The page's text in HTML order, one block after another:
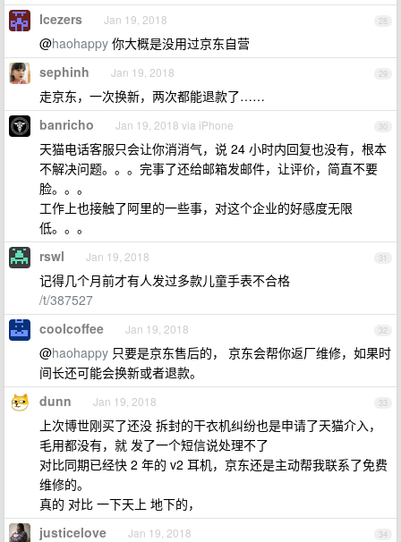
28
Icezers Jan 19, 2018
@haohappy 你大概是没用过京东自营
29
sephinh Jan 19, 2018
走京东，一次换新，两次都能退款了……
30
banricho Jan 19, 2018 via iPhone
天猫电话客服只会让你消消气，说 24 小时内回复也没有，根本
不解决问题。。。完事了还给邮箱发邮件，让评价，简直不要
脸。。。
工作上也接触了阿里的一些事，对这个企业的好感度无限
低。。。
31
rswl Jan 19, 2018
记得几个月前才有人发过多款儿童手表不合格
/t/387527
32
coolcoffee Jan 19, 2018
@haohappy 只要是京东售后的， 京东会帮你返厂维修，如果时
间长还可能会换新或者退款。
33
dunn Jan 19, 2018
上次博世刚买了还没 拆封的干衣机纠纷也是申请了天猫介入，
毛用都没有，就 发了一个短信说处理不了
对比同期已经快 2 年的 v2 耳机，京东还是主动帮我联系了免费
维修的。
真的 对比 一下天上 地下的，
34
justicelove Jan 19, 2018